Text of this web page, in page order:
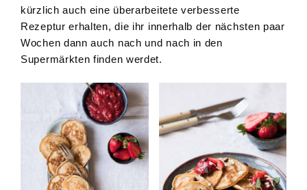
kürzlich auch eine überarbeitete verbesserte
Rezeptur erhalten, die ihr innerhalb der nächsten paar
Wochen dann auch nach und nach in den
Supermärkten finden werdet.